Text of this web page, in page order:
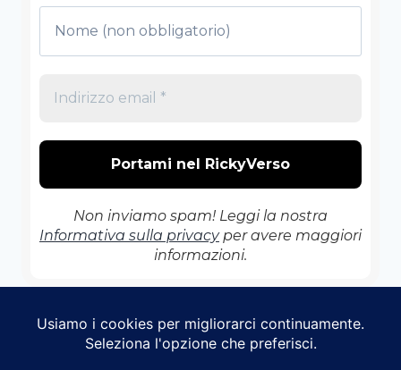
Non inviamo spam! Leggi la nostra
Informativa sulla privacyper avere maggiori
informazioni.